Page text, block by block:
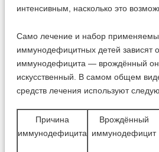
интенсивным, насколько это
Само лечение и набор
иммунодефицитных детей зависят
иммунодефицита — врождённый
искусственный. В самом общем
средств лечения используют
Причина
иммунодефицита
Врождённый
иммунодефицит